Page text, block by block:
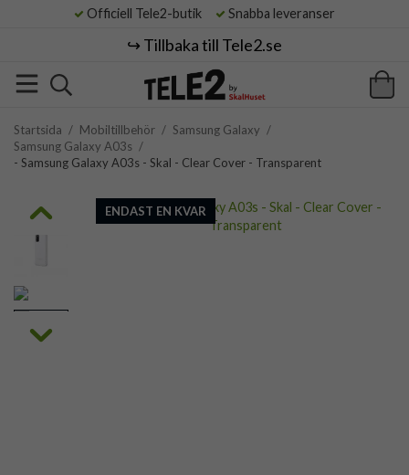
Officiell Tele2-butik Snabba leveranser
↪️ Tillbaka till Tele2.se
Startsida / Mobiltillbehör / Samsung Galaxy /
Samsung Galaxy A03s /
- Samsung Galaxy A03s - Skal - Clear Cover - Transparent
ENDAST EN KVAR